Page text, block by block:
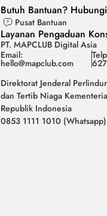
Butuh Bantuan?
Pusat Bantuan
Layanan Pengaduan
PT. MAPCLUB Digital Asia
Email:
hello@mapclub.com
627
Direktorat Jenderal
dan Tertib Niaga
Republik Indonesia
0853 1111 1010 (Whatsapp)